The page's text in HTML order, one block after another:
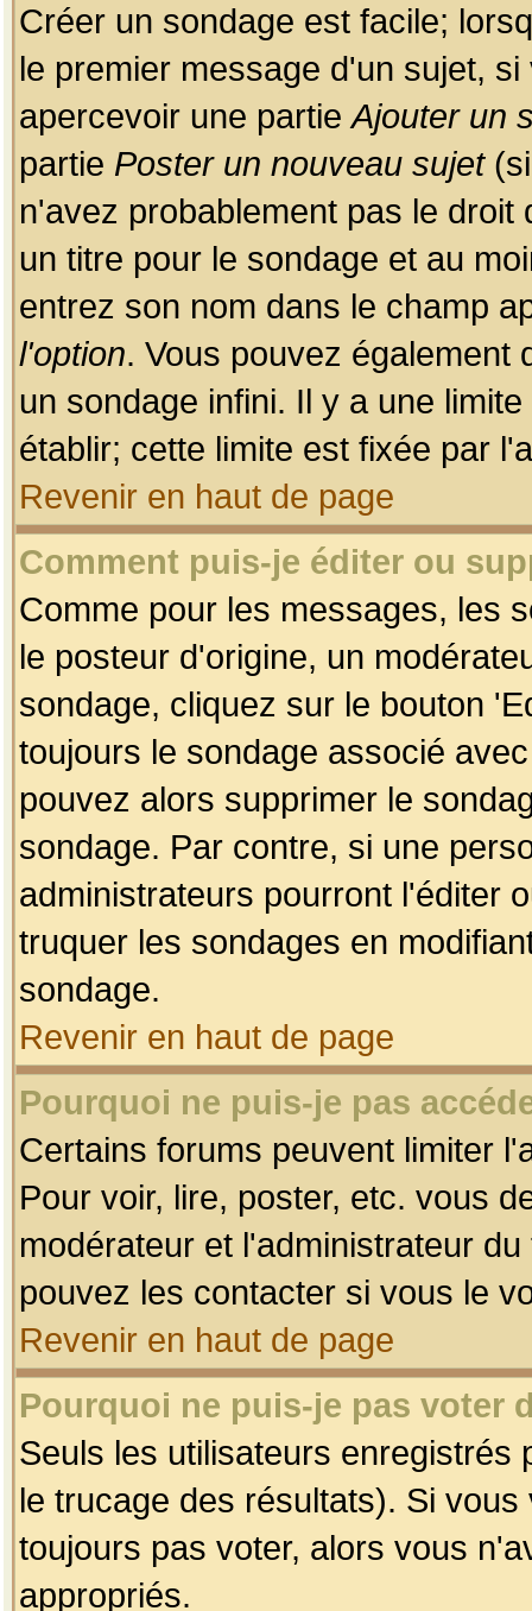
Créer un sondage est facile;
le premier message d'un sujet,
apercevoir une partieAjouter un
partie Poster un nouveau sujet(si
n'avez probablement pas le
un titre pour le sondage et au
entrez son nom dans le champ
l'option. Vous pouvez également
un sondage infini. Il y a une
établir; cette limite est fixée par
Revenir en haut de page
Comment puis-je éditer ou
Comme pour les messages, les
le posteur d'origine, un
sondage, cliquez sur le bouton
toujours le sondage associé
pouvez alors supprimer le
sondage. Par contre, si une
administrateurs pourront l'éditer
truquer les sondages en
sondage.
Revenir en haut de page
Pourquoi ne puis-je pas
Certains forums peuvent limiter
Pour voir, lire, poster, etc. vous
modérateur et l'administrateur
pouvez les contacter si vous le
Revenir en haut de page
Pourquoi ne puis-je pas voter
Seuls les utilisateurs enregistrés
le trucage des résultats). Si
toujours pas voter, alors vous
appropriés.